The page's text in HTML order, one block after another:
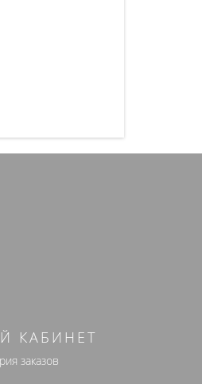
КАБИНЕТ
заказов